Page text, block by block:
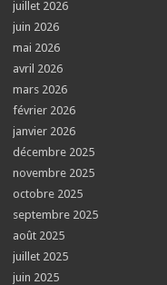
juillet 2026
juin 2026
mai 2026
avril 2026
mars 2026
février 2026
janvier 2026
décembre 2025
novembre 2025
octobre 2025
septembre 2025
août 2025
juillet 2025
juin 2025